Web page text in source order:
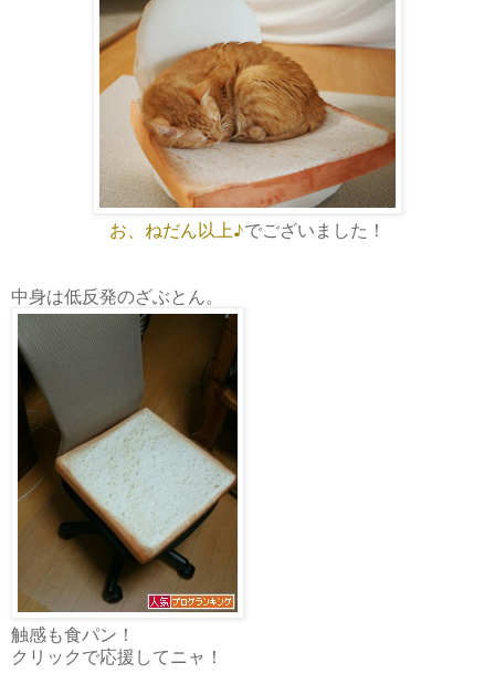
お、ねだん以上♪でございました！
中身は低反発のざぶとん。
触感も食パン！
クリックで応援してニャ！